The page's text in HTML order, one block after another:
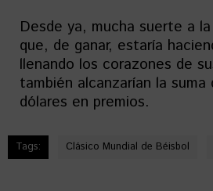
Desde ya, mucha suerte a
que, de ganar, estaría
llenando los corazones de
también alcanzarían la
dólares en premios.
Tags: Clásico Mundial de Béisbol